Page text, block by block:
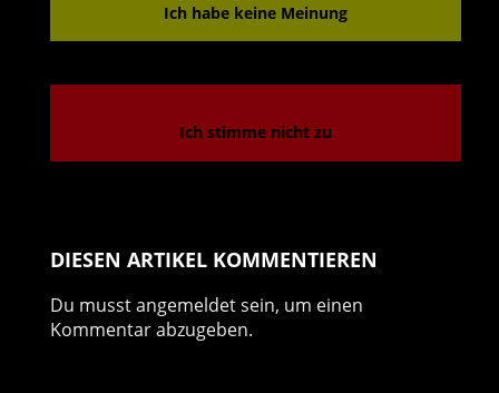
Ich habe keine Meinung
Ich stimme nicht zu
DIESEN ARTIKEL KOMMENTIEREN
Du musstangemeldetsein, um einen
Kommentar abzugeben.